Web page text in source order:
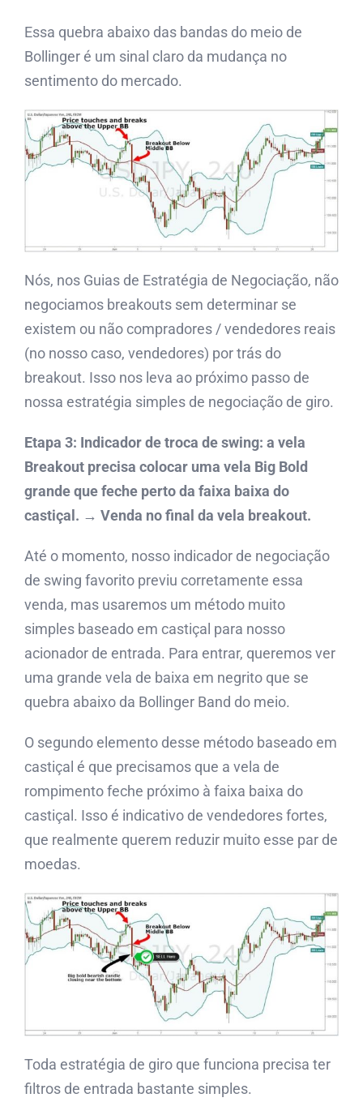
Essa quebra abaixo das bandas do meio de
Bollinger é um sinal claro da mudança no
sentimento do mercado.
Nós, nos Guias de Estratégia de Negociação, não
negociamos breakouts sem determinar se
existem ou não compradores / vendedores reais
(no nosso caso, vendedores) por trás do
breakout. Isso nos leva ao próximo passo de
nossa estratégia simples de negociação de giro.
Etapa 3: Indicador de troca de swing: a vela
Breakout precisa colocar uma vela Big Bold
grande que feche perto da faixa baixa do
castiçal. → Venda no final da vela breakout.
Até o momento, nosso indicador de negociação
de swing favorito previu corretamente essa
venda, mas usaremos um método muito
simples baseado em castiçal para nosso
acionador de entrada. Para entrar, queremos ver
uma grande vela de baixa em negrito que se
quebra abaixo da Bollinger Band do meio.
O segundo elemento desse método baseado em
castiçal é que precisamos que a vela de
rompimento feche próximo à faixa baixa do
castiçal. Isso é indicativo de vendedores fortes,
que realmente querem reduzir muito esse par de
moedas.
Toda estratégia de giro que funciona precisa ter
filtros de entrada bastante simples.